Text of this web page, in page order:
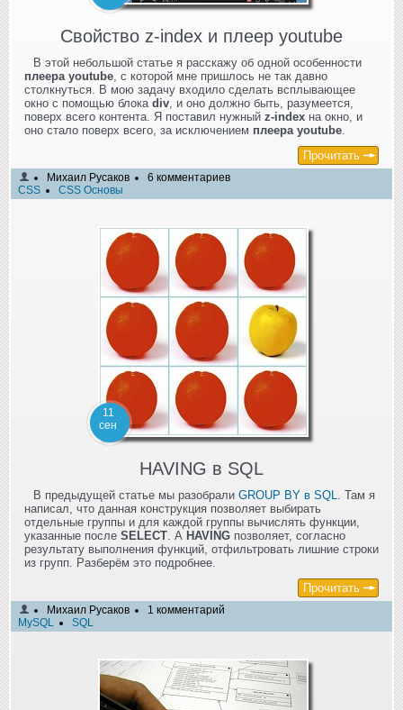
Свойство z-index и плеер youtube
В этой небольшой статье я расскажу об одной особенности
плеера youtube , с которой мне пришлось не так давно
столкнуться. В мою задачу входило сделать всплывающее
окно с помощью блока div , и оно должно быть, разумеется,
поверх всего контента. Я поставил нужный z-index на окно, и
оно стало поверх всего, за исключением плеера youtube
Прочитать
Михаил Русаков
6 комментариев
CSS
CSS Основы
11
сен
HAVING в SQL
В предыдущей статье мы разобрали GROUP BY в SQL
. Там я
написал, что данная конструкция позволяет выбирать
отдельные группы и для каждой группы вычислять функции,
указанные после SELECT . А HAVING позволяет, согласно
результату выполнения функций, отфильтровать лишние строки
из групп. Разберём это подробнее.
Прочитать
Михаил Русаков
1 комментарий
MySQL
SQL